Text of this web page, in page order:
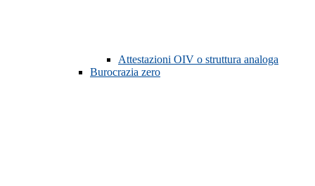
Attestazioni OIV o struttura analoga
Burocrazia zero